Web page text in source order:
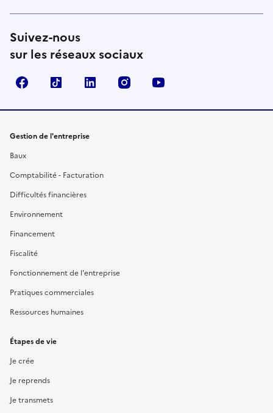
Suivez-nous
sur les réseaux sociaux
FacebookTikTok Linkedin Instagram
Gestion de l'entreprise
Baux
Comptabilité - Facturation
Difficultés financières
Environnement
Financement
Fiscalité
Fonctionnement de l'entreprise
Pratiques commerciales
Ressources humaines
Étapes de vie
Je crée
Je reprends
Je transmets